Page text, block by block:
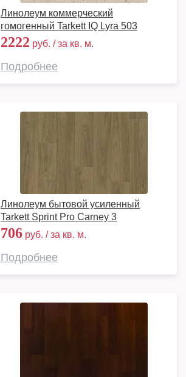
Линолеум коммерческий
гомогенный Tarkett IQ Lyra 503
2222 руб. / за кв. м.
Подробнее
Линолеум бытовой усиленный
Tarkett Sprint Pro Carney 3
706 руб. / за кв. м.
Подробнее